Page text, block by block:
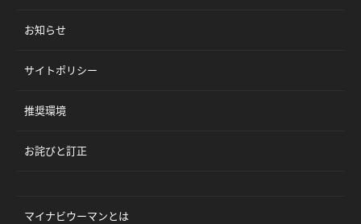
お知らせ
サイトポリシー
推奨環境
お詫びと訂正
マイナビウーマンとは